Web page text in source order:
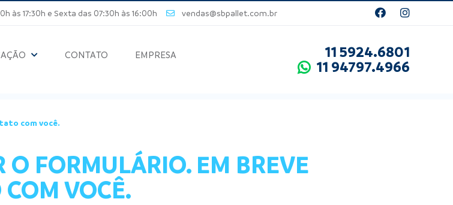
às 17:30h e Sexta das 07:30h às 16:00h vendas@sbpallet.com.br
CONTATO
EMPRESA
11 5924.6801
11 94797.4966
com você.
O FORMULÁRIO. EM BREVE
VOCÊ.